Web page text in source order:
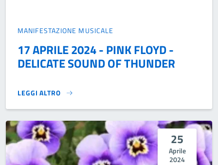
MANIFESTAZIONE MUSICALE
17 APRILE 2024 - PINK FLOYD -
DELICATE SOUND OF THUNDER
LEGGI ALTRO
17 APRILE 2024 - PINK FLOYD - DELICATE SOUND OF
25
Aprile
2024